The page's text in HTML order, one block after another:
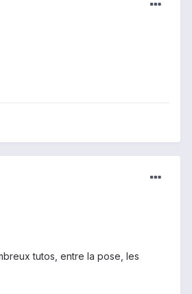
tutos, entre la pose, les